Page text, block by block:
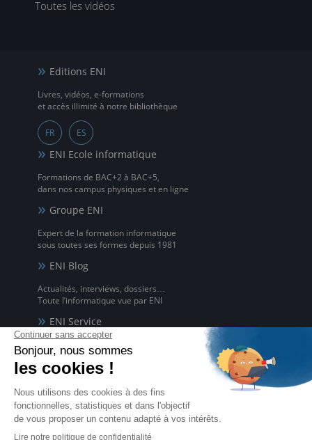
Toutes les vidéos
Editions ENI
Livres, vidéos, e-formations
et accès illimité à notre bibliothèque
FR ES
ENI Ecole informatique
Formations de BAC+2 à BAC+5,
dans nos campus physiques et en ligne
Groupe ENI
Expert de la formation informatique
sous toutes ses formes depuis 1981
ENI Blog
Actualités, interviews, dossiers…
Toute l’informatique vue par ENI
ENI Service
Formations avec formateur à l'informatique,
à distance ou en présentiel
ENI elearning
La solution de formation à l'informatique en ligne,
disponible en 5 langues
Certifications ENI